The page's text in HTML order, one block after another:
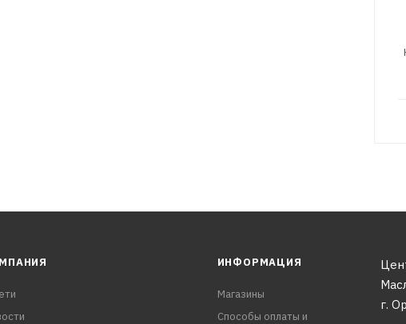
ИНФОРМАЦИЯ
Магазины
Способы оплаты и
г.